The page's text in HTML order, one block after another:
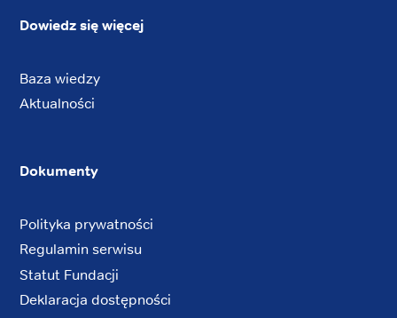
Dowiedz się więcej
Baza wiedzy
Aktualności
Dokumenty
Polityka prywatności
Regulamin serwisu
Statut Fundacji
Deklaracja dostępności